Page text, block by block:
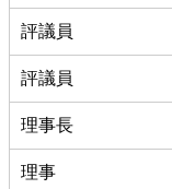
評議員
評議員
理事長
理事